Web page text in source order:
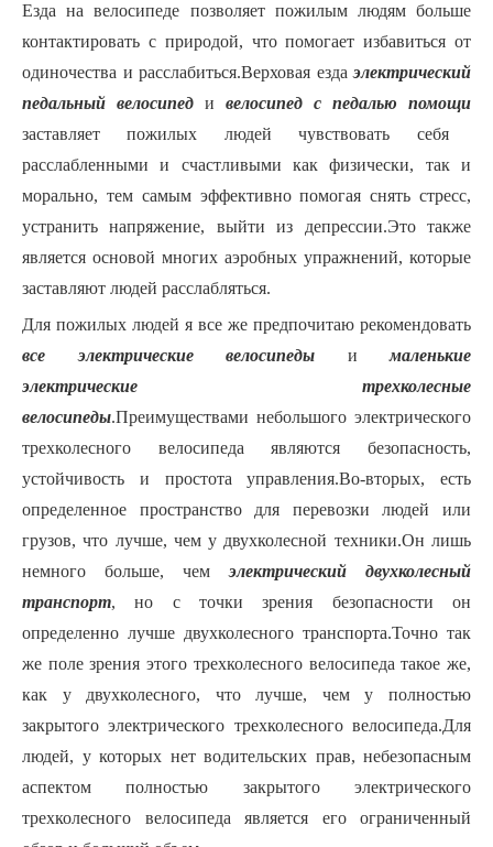
Езда на велосипеде позволяет пожилым людям больше
контактировать с природой, что помогает избавиться от
одиночества и расслабиться.Верховая ездаэлектрический
педальный велосипед и велосипед с педалью помощи
заставляет пожилых людей чувствовать себя
расслабленными и счастливыми как физически, так и
морально, тем самым эффективно помогая снять стресс,
устранить напряжение, выйти из депрессии.Это также
является основой многих аэробных упражнений, которые
заставляют людей расслабляться.
Для пожилых людей я все же предпочитаю рекомендовать
все электрические велосипеды ималенькие
электрические трехколесные
велосипеды.Преимуществами небольшого электрического
трехколесного велосипеда являются безопасность,
устойчивость и простота управления.Во-вторых, есть
определенное пространство для перевозки людей или
грузов, что лучше, чем у двухколесной техники.Он лишь
немного больше, чемэлектрический двухколесный
транспорт, но с точки зрения безопасности он
определенно лучше двухколесного транспорта.Точно так
же поле зрения этого трехколесного велосипеда такое же,
как у двухколесного, что лучше, чем у полностью
закрытого электрического трехколесного велосипеда.Для
людей, у которых нет водительских прав, небезопасным
аспектом полностью закрытого электрического
трехколесного велосипеда является его ограниченный